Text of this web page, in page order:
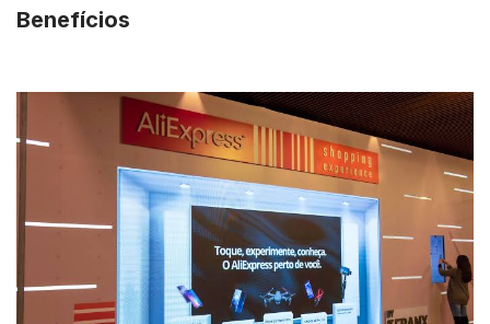
Benefícios